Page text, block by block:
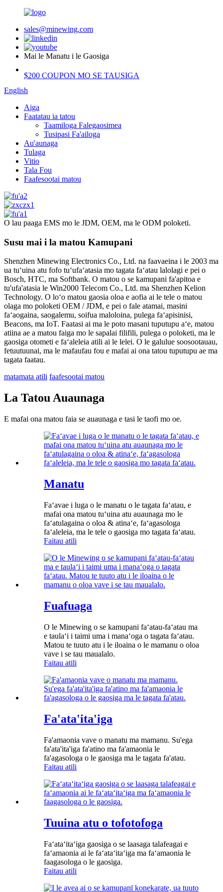
sales@minewing.com
Mai le Manatu i le Gaosiga
$200 COUPON MO SE TAUSIGA
English
Aiga
Faatatau ia tatou
Taamiloga Falegaosimea
Tusipasi Fa'ailoga
Au'aunaga
Tulaga
Vitio
Tala Fou
Faafesootai matou
O lau paaga EMS mo le JDM, OEM, ma le ODM poloketi.
Susu mai i la matou Kamupani
Shenzhen Minewing Electronics Co., Ltd. na faavaeina i le 2003 ma
ua tuʻuina atu fofo tuʻufaʻatasia mo tagata faʻatau lalolagi e pei o
Bosch, HTC, ma Softbank. O matou o se kamupani fa'apitoa e
tu'ufa'atasia le Win2000 Telecom Co., Ltd. ma Shenzhen Kelion
Technology. O loʻo matou gaosia oloa e aofia ai le tele o matou
olaga mo poloketi OEM / JDM, e pei o fale atamai, masini
faʻaogaina, saogalemu, soifua maloloina, pulega faʻapisinisi,
Beacons, ma IoT. Faatasi ai ma le poto masani tuputupu aʻe, matou
atiina ae a matou faiga mo le sapalai filifili, pulega o poloketi, ma le
gaosiga otometi e faʻaleleia atili ai le lelei. O le galulue soosootauau,
fetuutuunai, ma le mafaufau fou e mafai ai ona tatou tuputupu ae ma
tagata faatau.
matamata atili faafesootai matou
La Tatou Auaunaga
E mafai ona matou faia se auaunaga e tasi le taofi mo oe.
Manatu
Faʻavae i luga o le manatu o le tagata faʻatau, e
mafai ona matou tuʻuina atu auaunaga mo le
faʻatulagaina o oloa & atinaʻe, faʻagasologa
faʻaleleia, ma le tele o gaosiga mo tagata faʻatau.
Faitau atili
Fuafuaga
O le Minewing o se kamupani faʻatau-faʻatau ma
e taulaʻi i taimi uma i manaʻoga o tagata faʻatau.
Matou te tuuto atu i le iloaina o le mamanu o oloa
vave i se tau maualalo.
Faitau atili
Fa'ata'ita'iga
Fa'amaonia vave o manatu ma mamanu. Su'ega
fa'ata'ita'iga fa'atino ma fa'amaonia le
fa'agasologa o le gaosiga ma le tagata fa'atau.
Faitau atili
Tuuina atu o tofotofoga
Faʻataʻitaʻiga gaosiga o se laasaga talafeagai e
faʻamaonia ai le faʻataʻitaʻiga ma faʻamaonia le
faagasologa o le gaosiga.
Faitau atili